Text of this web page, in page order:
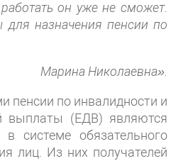
он уже не сможет.
назначения пенсии по
Марина Николаевна».
пенсии по инвалидности и
выплаты (ЕДВ) являются
системе обязательного
лиц. Из них получателей